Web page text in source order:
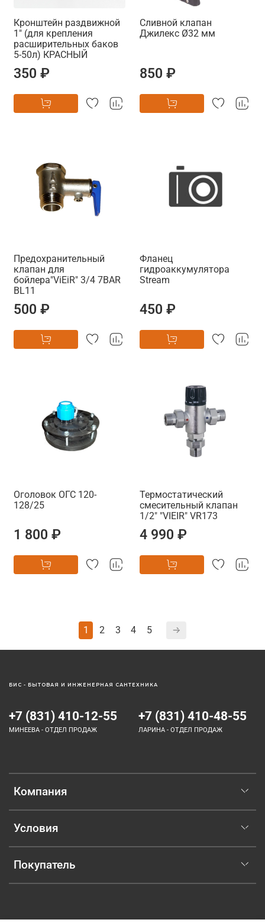
Кронштейн раздвижной
1" (для крепления
расширительных баков
5-50л) КРАСНЫЙ
350 ₽
Сливной клапан
Джилекс Ø32 мм
850 ₽
Предохранительный
клапан для
бойлера"ViEiR" 3/4 7BAR
BL11
500 ₽
Фланец
гидроаккумулятора
Stream
450 ₽
Оголовок ОГС 120-
128/25
1 800 ₽
Термостатический
смесительный клапан
1/2" "VIEIR" VR173
4 990 ₽
1 2 3 4 5
Компания
Условия
Покупатель
+7 (831) 410-12-55
МИНЕЕВА - ОТДЕЛ ПРОДАЖ
+7 (831) 410-48-55
ЛАРИНА - ОТДЕЛ ПРОДАЖ
БИС - БЫТОВАЯ И ИНЖЕНЕРНАЯ САНТЕХНИКА